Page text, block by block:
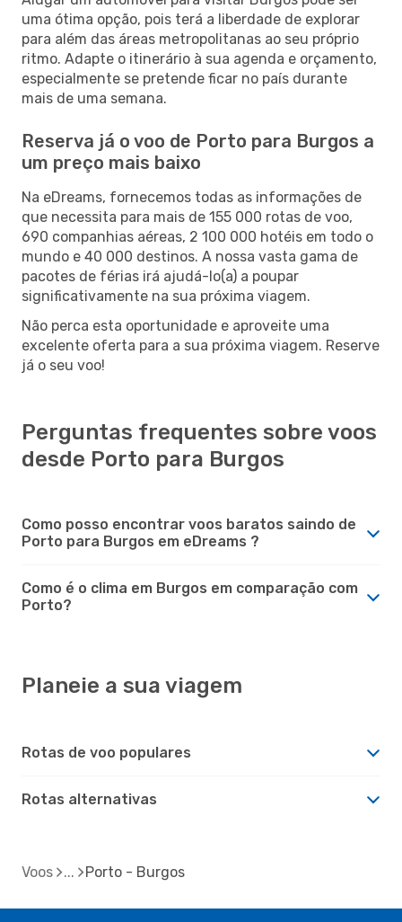
uma ótima opção, pois terá a liberdade de explorar
para além das áreas metropolitanas ao seu próprio
ritmo. Adapte o itinerário à sua agenda e orçamento,
especialmente se pretende ficar no país durante
mais de uma semana.
Reserva já o voo de Porto para Burgos a
um preço mais baixo
Na eDreams, fornecemos todas as informações de
que necessita para mais de 155 000 rotas de voo,
690 companhias aéreas, 2 100 000 hotéis em todo o
mundo e 40 000 destinos. A nossa vasta gama de
pacotes de férias irá ajudá-lo(a) a poupar
significativamente na sua próxima viagem.
Não perca esta oportunidade e aproveite uma
excelente oferta para a sua próxima viagem. Reserve
já o seu voo!
Perguntas frequentes sobre voos
desde Porto para Burgos
Como posso encontrar voos baratos saindo de
Porto para Burgos em eDreams ?
Como é o clima em Burgos em comparação com
Porto?
Planeie a sua viagem
Rotas de voo populares
Rotas alternativas
Voos Porto - Burgos